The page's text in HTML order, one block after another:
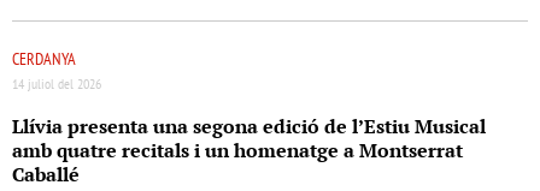
CERDANYA
14 juliol del 2026
Llívia presenta una segona edició de l’Estiu Musical
amb quatre recitals i un homenatge a Montserrat
Caballé